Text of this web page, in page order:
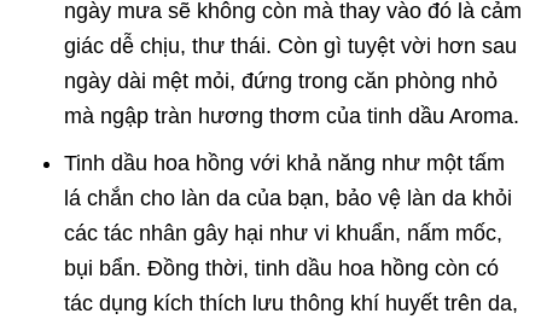
ngày mưa sẽ không còn mà thay vào đó là cảm
giác dễ chịu, thư thái. Còn gì tuyệt vời hơn sau
ngày dài mệt mỏi, đứng trong căn phòng nhỏ
mà ngập tràn hương thơm của tinh dầu Aroma.
Tinh dầu hoa hồng với khả năng như một tấm
lá chắn cho làn da của bạn, bảo vệ làn da khỏi
các tác nhân gây hại như vi khuẩn, nấm mốc,
bụi bẩn. Đồng thời, tinh dầu hoa hồng còn có
tác dụng kích thích lưu thông khí huyết trên da,